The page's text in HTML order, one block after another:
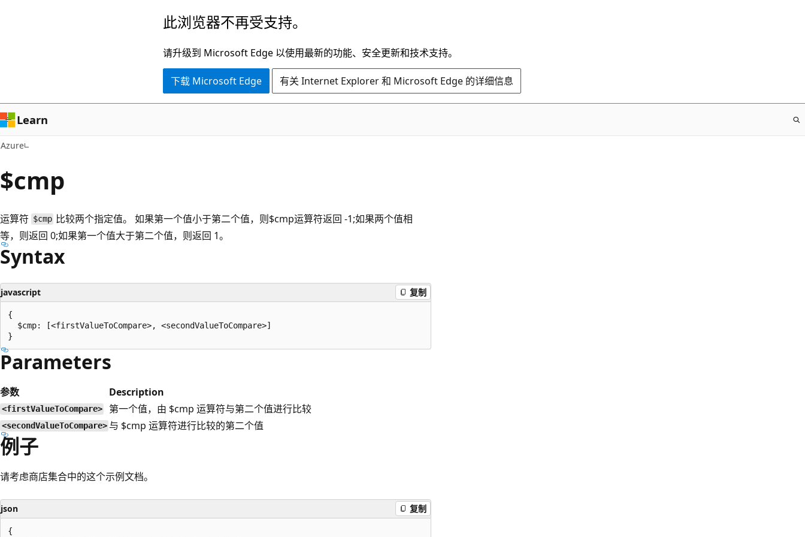
容
此浏览器不再受支持。
请升级到 Microsoft Edge 以使用最新的功能、安全更新和技术支持。
下载 Microsoft Edge 有关 Internet Explorer 和 Microsoft Edge 的详细信息
Learn
Azure
$cmp
运算符 $cmp 比较两个指定值。 如果第一个值小于第二个值，则$cmp运算符返回 -1;如果两个值相
等，则返回 0;如果第一个值大于第二个值，则返回 1。
Syntax
javascript 复制
{
  $cmp: [<firstValueToCompare>, <secondValueToCompare>]
Parameters
参数 Description
<firstValueToCompare> 第一个值，由 $cmp 运算符与第二个值进行比较
<secondValueToCompare> 与 $cmp 运算符进行比较的第二个值
例子
请考虑商店集合中的这个示例文档。
json 复制
{